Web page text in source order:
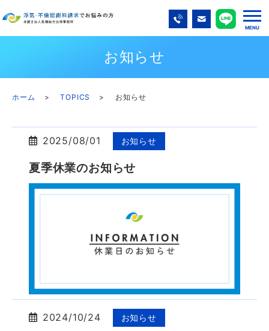
お知らせ
ホーム TOPICS お知らせ
2025/08/01 お知らせ
夏季休業のお知らせ
2024/10/24 お知らせ